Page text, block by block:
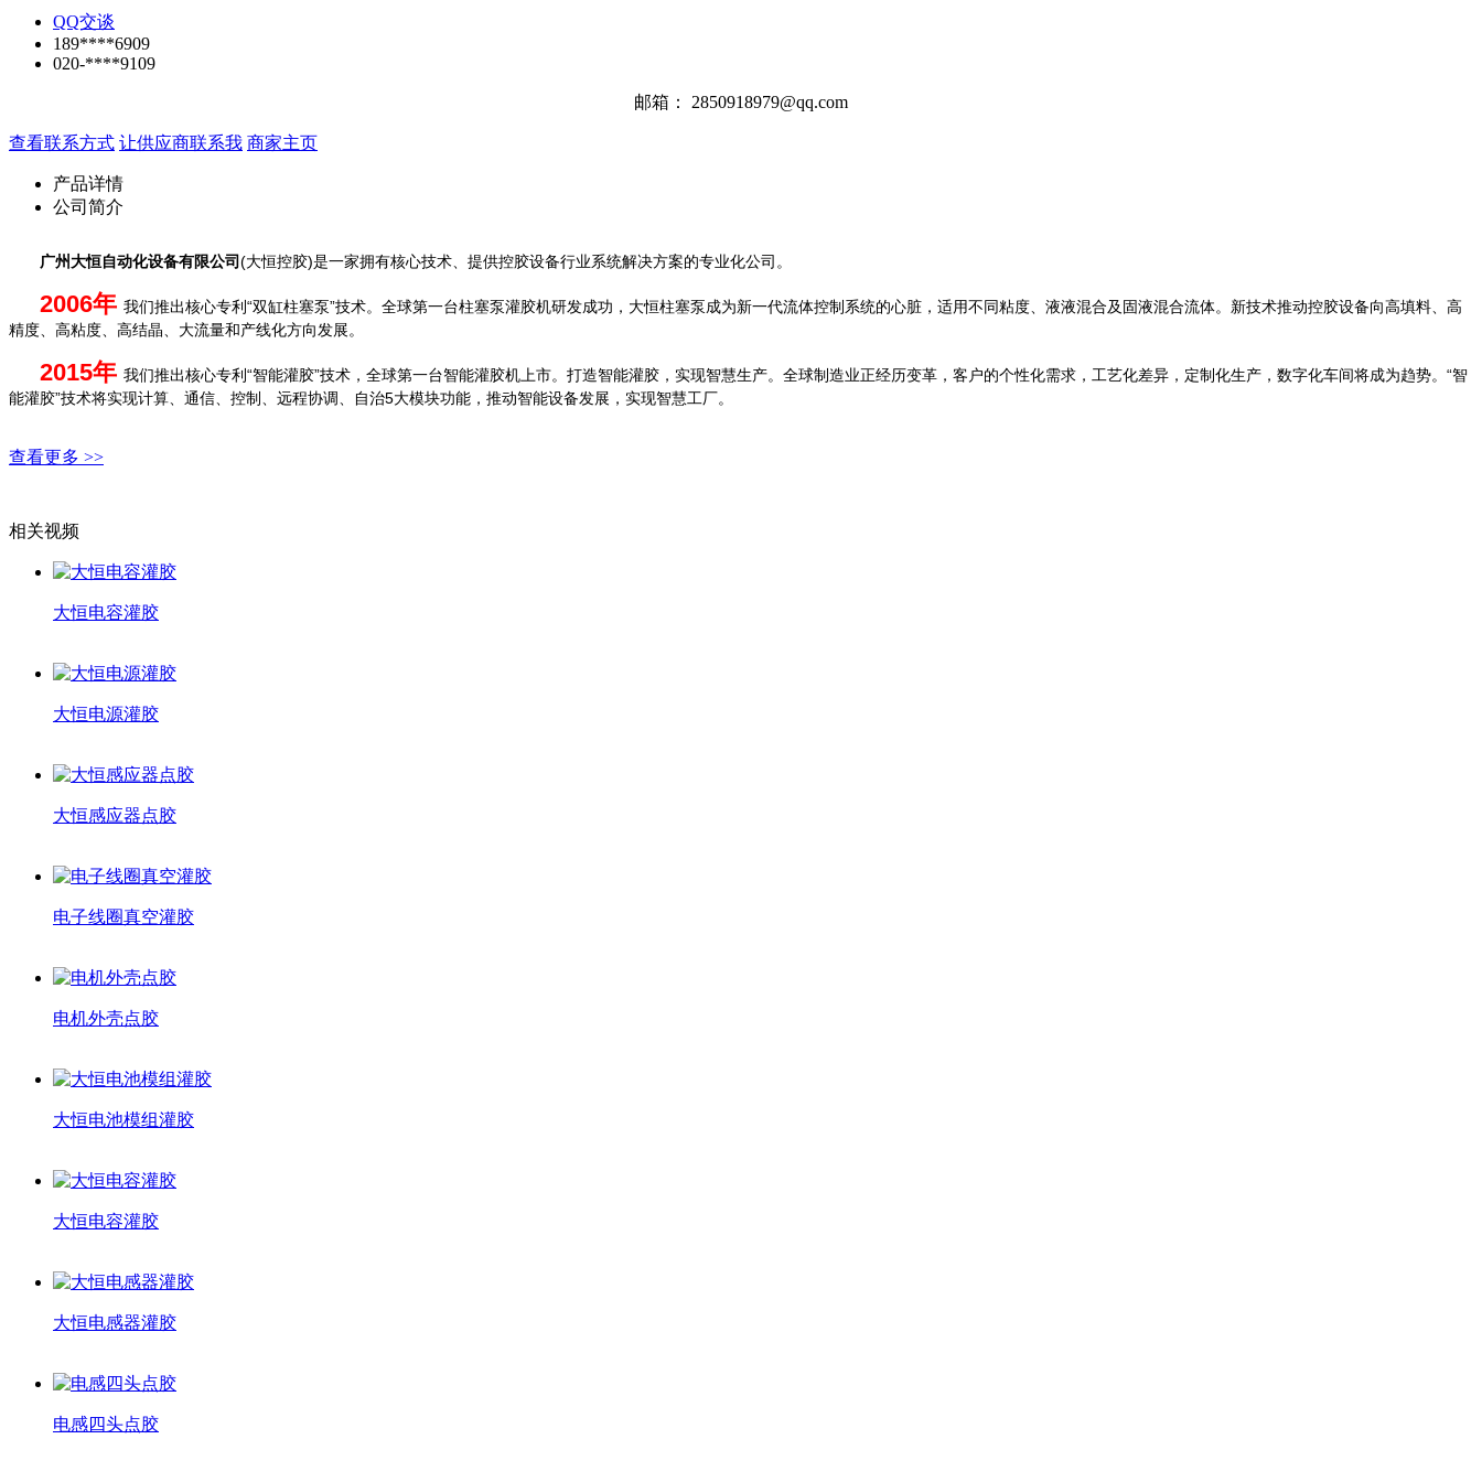
QQ交谈
189****6909
020-****9109
邮箱： 2850918979@qq.com
查看联系方式 让供应商联系我 商家主页
产品详情
公司简介
广州大恒自动化设备有限公司(大恒控胶)是一家拥有核心技术、提供控胶设备行业系统解决方案的专业化公司。
2006年 我们推出核心专利“双缸柱塞泵”技术。全球第一台柱塞泵灌胶机研发成功，大恒柱塞泵成为新一代流体控制系统的心脏，适用不同粘度、液液混合及固液混合流体。新技术推动控胶设备向高填料、高
精度、高粘度、高结晶、大流量和产线化方向发展。
2015年 我们推出核心专利“智能灌胶”技术，全球第一台智能灌胶机上市。打造智能灌胶，实现智慧生产。全球制造业正经历变革，客户的个性化需求，工艺化差异，定制化生产，数字化车间将成为趋势。“智
能灌胶”技术将实现计算、通信、控制、远程协调、自治5大模块功能，推动智能设备发展，实现智慧工厂。
查看更多 >>
相关视频
大恒电容灌胶
大恒电源灌胶
大恒感应器点胶
电子线圈真空灌胶
电机外壳点胶
大恒电池模组灌胶
大恒电容灌胶
大恒电感器灌胶
电感四头点胶